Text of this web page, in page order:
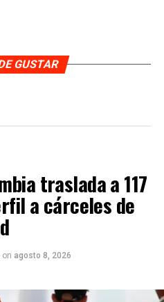
GUSTAR
traslada a 117
a cárceles de
on agosto 8, 2026